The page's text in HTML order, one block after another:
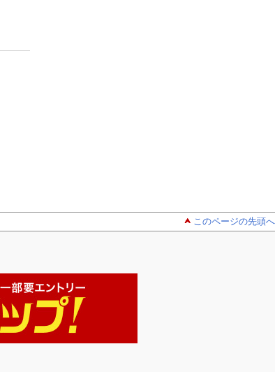
このページの先頭へ